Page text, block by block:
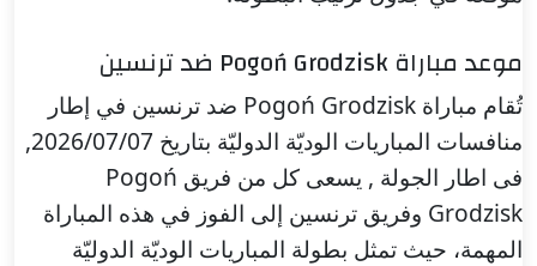
موعد مباراة Pogoń Grodzisk ضد ترنسين
تُقام مباراة Pogoń Grodzisk ضد ترنسين في إطار
منافسات المباريات الوديّة الدوليّة بتاريخ 2026/07/07,
فى اطار الجولة , يسعى كل من فريق Pogoń
Grodzisk وفريق ترنسين إلى الفوز في هذه المباراة
المهمة، حيث تمثل بطولة المباريات الوديّة الدوليّة